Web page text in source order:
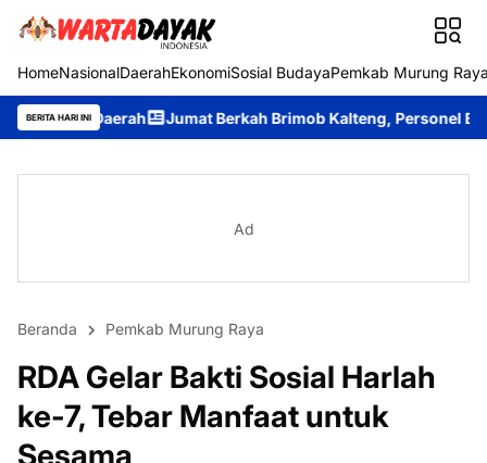
HomeNasionalDaerahEkonomiSosial BudayaPemkab Murung
BERITA HARI INI
Jumat Berkah Brimob Kalteng, Personel Batalyon B Pelopor
Ad
Beranda Pemkab Murung Raya
RDA Gelar Bakti Sosial Harlah
ke-7, Tebar Manfaat untuk
Sesama